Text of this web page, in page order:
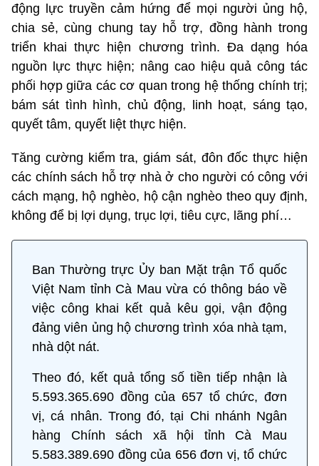
động lực truyền cảm hứng để mọi người ủng hộ,
chia sẻ, cùng chung tay hỗ trợ, đồng hành trong
triển khai thực hiện chương trình. Đa dạng hóa
nguồn lực thực hiện; nâng cao hiệu quả công tác
phối hợp giữa các cơ quan trong hệ thống chính trị;
bám sát tình hình, chủ động, linh hoạt, sáng tạo,
quyết tâm, quyết liệt thực hiện.
Tăng cường kiểm tra, giám sát, đôn đốc thực hiện
các chính sách hỗ trợ nhà ở cho người có công với
cách mạng, hộ nghèo, hộ cận nghèo theo quy định,
không để bị lợi dụng, trục lợi, tiêu cực, lãng phí…
Ban Thường trực Ủy ban Mặt trận Tổ quốc
Việt Nam tỉnh Cà Mau vừa có thông báo về
việc công khai kết quả kêu gọi, vận động
đảng viên ủng hộ chương trình xóa nhà tạm,
nhà dột nát.
Theo đó, kết quả tổng số tiền tiếp nhận là
5.593.365.690 đồng của 657 tổ chức, đơn
vị, cá nhân. Trong đó, tại Chi nhánh Ngân
hàng Chính sách xã hội tỉnh Cà Mau
5.583.389.690 đồng của 656 đơn vị, tổ chức